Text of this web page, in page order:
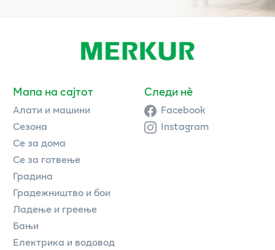
Мапа на сајтот
Алати и машини
Сезона
Се за дома
Се за готвење
Градина
Градежништво и бои
Ладење и греење
Бањи
Електрика и водовод
Следи нè
Facebook
Instagram